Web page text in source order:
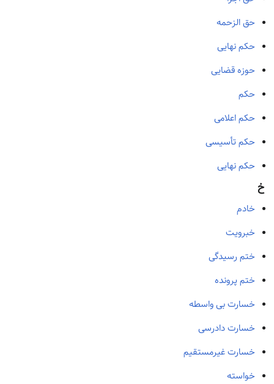
حق الزحمه
حكم نهایی
حوزه قضایی
حکم
حکم اعلامی
حکم تأسیسی
حکم نهایی
خ
خادم
خبرویت
ختم رسیدگی
ختم پرونده
خسارت بی واسطه
خسارت دادرسی
خسارت غیرمستقیم
خواسته